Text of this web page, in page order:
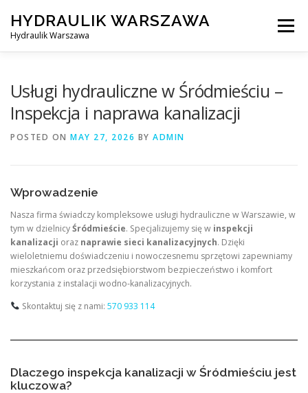
content
HYDRAULIK WARSZAWA
Hydraulik Warszawa
Menu
Usługi hydrauliczne w Śródmieściu –
Inspekcja i naprawa kanalizacji
POSTED ON MAY 27, 2026 BY ADMIN
Wprowadzenie
Nasza firma świadczy kompleksowe usługi hydrauliczne w Warszawie, w
tym w dzielnicyŚródmieście. Specjalizujemy się w inspekcji
kanalizacji oraz naprawie sieci kanalizacyjnych. Dzięki
wieloletniemu doświadczeniu i nowoczesnemu sprzętowi zapewniamy
mieszkańcom oraz przedsiębiorstwom bezpieczeństwo i komfort
korzystania z instalacji wodno-kanalizacyjnych.
Skontaktuj się z nami: 570 933 114
Dlaczego inspekcja kanalizacji w Śródmieściu jest
kluczowa?